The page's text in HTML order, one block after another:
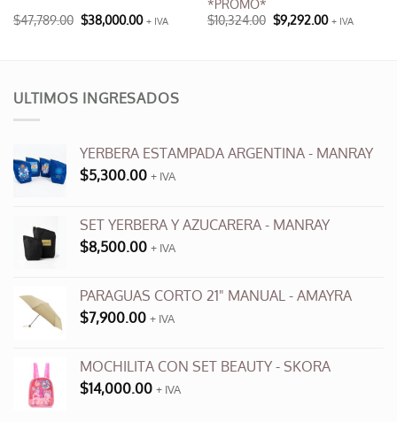
$47,789.00 El
precio
$38,000.00El+ IVA
*PROMO*
$10,324.00 El
precio
$9,292.00El+ IVA
ULTIMOS INGRESADOS
YERBERA ESTAMPADA ARGENTINA - MANRAY
$5,300.00 + IVA
SET YERBERA Y AZUCARERA - MANRAY
$8,500.00 + IVA
PARAGUAS CORTO 21" MANUAL - AMAYRA
$7,900.00 + IVA
MOCHILITA CON SET BEAUTY - SKORA
$14,000.00 + IVA